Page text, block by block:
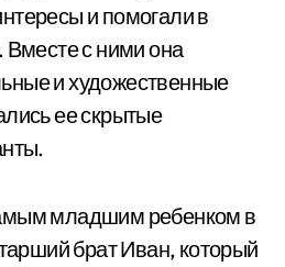
и помогали в
Вместе с ними она
и художественные
ее скрытые
младшим ребенком в
брат Иван, который